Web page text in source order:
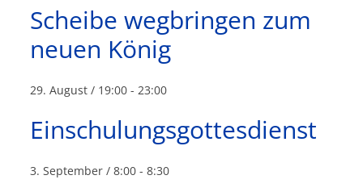
Scheibe wegbringen zum
neuen König
29. August / 19:00 - 23:00
Einschulungsgottesdienst
3. September / 8:00 -8:30